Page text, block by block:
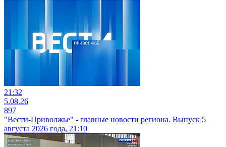
21:32
5.08.26
897
"Вести-Приволжье" - главные новости региона. Выпуск 5
августа 2026 года, 21:10